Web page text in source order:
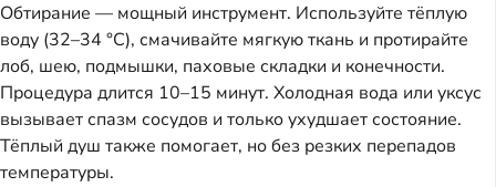
Обтирание — мощный инструмент. Используйте тёплую
воду (32–34 °C), смачивайте мягкую ткань и протирайте
лоб, шею, подмышки, паховые складки и конечности.
Процедура длится 10–15 минут. Холодная вода или уксус
вызывает спазм сосудов и только ухудшает состояние.
Тёплый душ также помогает, но без резких перепадов
температуры.